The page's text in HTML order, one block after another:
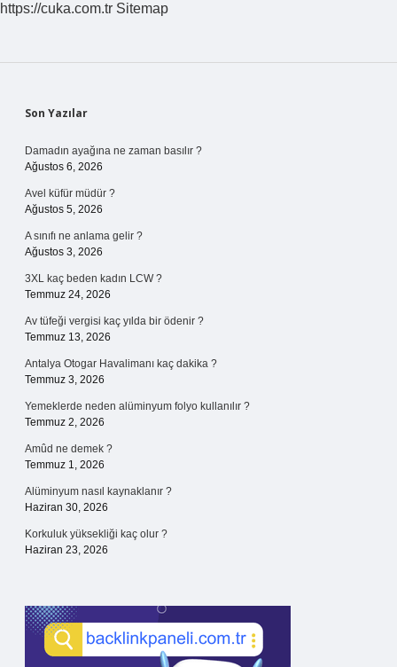
https://cuka.com.tr Sitemap
Sidebar
Son Yazılar
Damadın ayağına ne zaman basılır ?
Ağustos 6, 2026
Avel küfür müdür ?
Ağustos 5, 2026
A sınıfı ne anlama gelir ?
Ağustos 3, 2026
3XL kaç beden kadın LCW ?
Temmuz 24, 2026
Av tüfeği vergisi kaç yılda bir ödenir ?
Temmuz 13, 2026
Antalya Otogar Havalimanı kaç dakika ?
Temmuz 3, 2026
Yemeklerde neden alüminyum folyo kullanılır ?
Temmuz 2, 2026
Amûd ne demek ?
Temmuz 1, 2026
Alüminyum nasıl kaynaklanır ?
Haziran 30, 2026
Korkuluk yüksekliği kaç olur ?
Haziran 23, 2026